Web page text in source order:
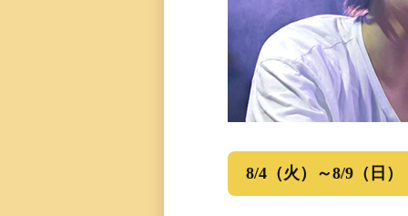
8/4（火）～8/9（日）